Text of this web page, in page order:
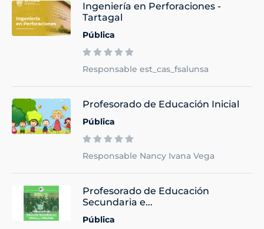
Ingeniería en Perforaciones -
Tartagal
Pública
Responsable est_cas_fsalunsa
Profesorado de Educación Inicial
Pública
Responsable Nancy Ivana Vega
Profesorado de Educación
Secundaria e...
Pública